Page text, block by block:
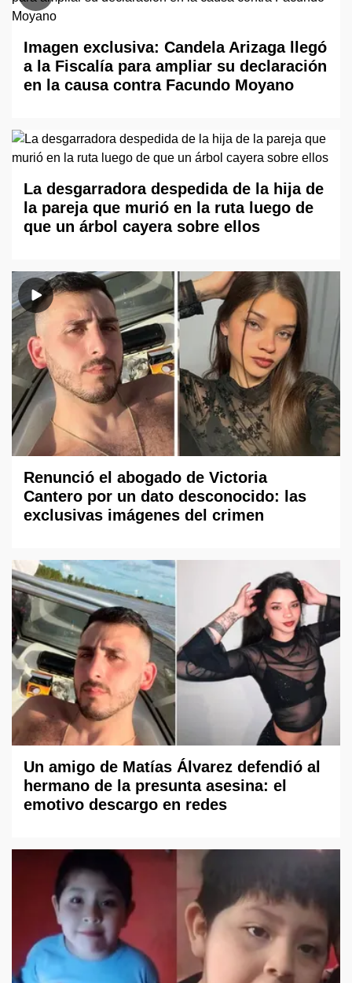
Imagen exclusiva: Candela Arizaga llegó
a la Fiscalía para ampliar su declaración
en la causa contra Facundo Moyano
La desgarradora despedida de la hija de
la pareja que murió en la ruta luego de
que un árbol cayera sobre ellos
Renunció el abogado de Victoria
Cantero por un dato desconocido: las
exclusivas imágenes del crimen
Un amigo de Matías Álvarez defendió al
hermano de la presunta asesina: el
emotivo descargo en redes